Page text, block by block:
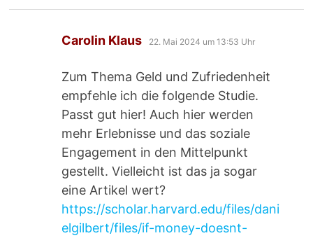
Carolin Klaus sagt:
22. Mai 2024 um 13:53 Uhr
Zum Thema Geld und Zufriedenheit
empfehle ich die folgende Studie.
Passt gut hier! Auch hier werden
mehr Erlebnisse und das soziale
Engagement in den Mittelpunkt
gestellt. Vielleicht ist das ja sogar
eine Artikel wert?
https://scholar.harvard.edu/files/dani
elgilbert/files/if-money-doesnt-